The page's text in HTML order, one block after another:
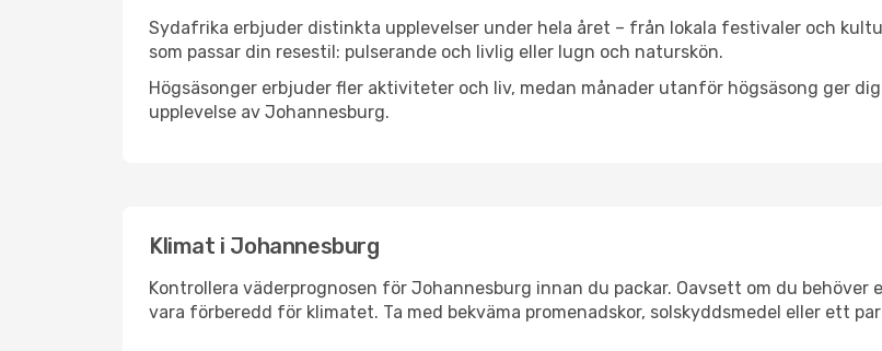
Sydafrika erbjuder distinkta upplevelser under hela året – från lokala festivaler och
som passar din resestil: pulserande och livlig eller lugn och naturskön.
Högsäsonger erbjuder fler aktiviteter och liv, medan månader utanför högsäsong ger
upplevelse av Johannesburg.
Klimat i Johannesburg
Kontrollera väderprognosen för Johannesburg innan du packar. Oavsett om du
vara förberedd för klimatet. Ta med bekväma promenadskor, solskyddsmedel eller ett